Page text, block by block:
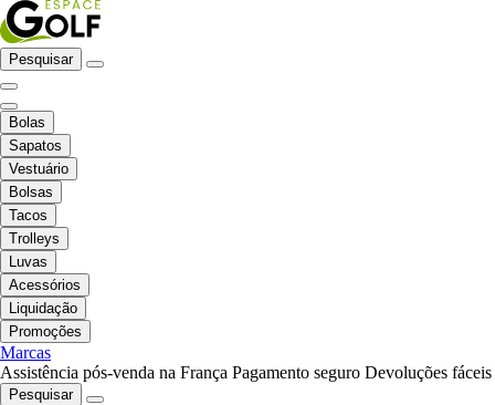
Pesquisar
Bolas
Sapatos
Vestuário
Bolsas
Tacos
Trolleys
Luvas
Acessórios
Liquidação
Promoções
Marcas
Assistência pós-venda na França Pagamento seguro Devoluções fáceis
Pesquisar